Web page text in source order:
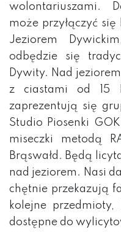
wolontariuszami.
może przyłączyć
Jeziorem
odbędzie się
Dywity. Nad
z ciastami od 15
zaprezentują się
Studio Piosenki
miseczki metodą
Brąswałd. Będą
nad jeziorem. Nasi
chętnie przekazują
kolejne
dostępne do